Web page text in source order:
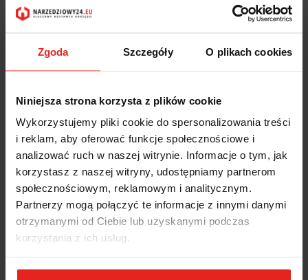
Zgoda Szczegóły O plikach cookies
Niniejsza strona korzysta z plików cookie
Wykorzystujemy pliki cookie do spersonalizowania treści
i reklam, aby oferować funkcje społecznościowe i
analizować ruch w naszej witrynie. Informacje o tym, jak
korzystasz z naszej witryny, udostępniamy partnerom
społecznościowym, reklamowym i analitycznym.
Partnerzy mogą połączyć te informacje z innymi danymi
otrzymanymi od Ciebie lub uzyskanymi podczas
korzystania z ich usług.